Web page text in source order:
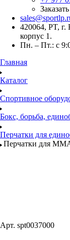
420064, PT, г.
корпус 1.
Пн. – Пт.: с
Главная
Каталог
Спортивное
Бокс, борьба,
Перчатки для
Перчатки для
Арт. spt0037000